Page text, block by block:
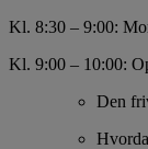
Kl. 8:30 – 9:00:
Kl. 9:00 – 10:00:
Den